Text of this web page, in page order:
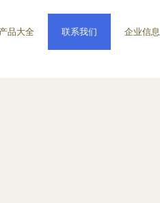
产品大全 联系我们 企业信息